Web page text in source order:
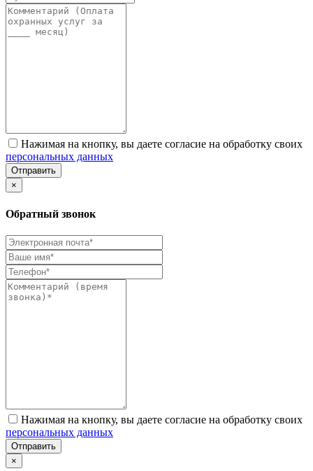
Нажимая на кнопку, вы даете согласие на обработку своих
персональных данных
Отправить
×
Обратный звонок
Нажимая на кнопку, вы даете согласие на обработку своих
персональных данных
Отправить
×